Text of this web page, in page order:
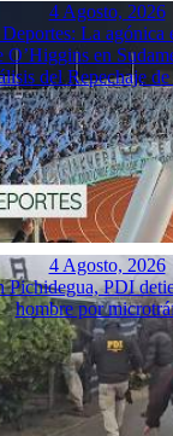
4 Agosto, 2026
La agónica
O’Higgins en
del Repechaje de
4 Agosto, 2026
Pichidegua, PDI
hombre por